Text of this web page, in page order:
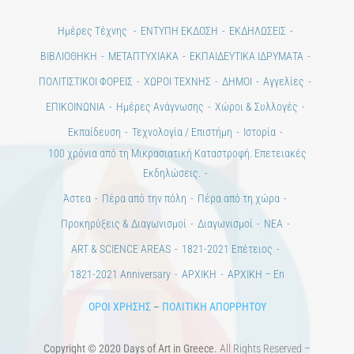
Ημέρες Τέχνης ΕΝΤΥΠΗ ΕΚΔΟΣΗ
ΕΚΔΗΛΩΣΕΙΣ
ΒΙΒΛΙΟΘΗΚΗ
ΜΕΤΑΠΤΥΧΙΑΚΑ
ΕΚΠΑΙΔΕΥΤΙΚΑ ΙΔΡΥΜΑΤΑ
ΠΟΛΙΤΙΣΤΙΚΟΙ ΦΟΡΕΙΣ
ΧΩΡΟΙ ΤΕΧΝΗΣ ΔΗΜΟΙ
Αγγελίες
ΕΠΙΚΟΙΝΩΝΙΑ
Ημέρες Ανάγνωσης
Χώροι & Συλλογές
Εκπαίδευση
Τεχνολογία / Επιστήμη
Ιστορία
100 χρόνια από τη Μικρασιατική Καταστροφή. Επετειακές
Εκδηλώσεις.
Άστεα
Πέρα από την πόλη
Πέρα από τη χώρα
Προκηρύξεις & Διαγωνισμοί
Διαγωνισμοί
ΝΕΑ
ART & SCIENCE AREAS
1821-2021 Επέτειος
1821-2021 Anniversary
ΑΡΧΙΚΗ ΑΡΧΙΚΗ – En
ΟΡΟΙ ΧΡΗΣΗΣ– ΠΟΛΙΤΙΚΗ ΑΠΟΡΡΗΤΟΥ
Copyright © 2020 Days of Art in Greece. All Rights Reserved –